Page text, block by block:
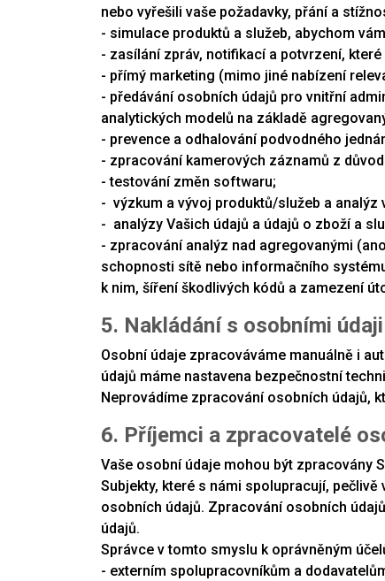
nebo vyřešili vaše požadavky, přání a
- simulace produktů a služeb, abychom
- zasílání zpráv, notifikací a potvrzení,
- přímý marketing (mimo jiné nabízení
- předávání osobních údajů pro vnitřní
analytických modelů na základě
- prevence a odhalování podvodného
- zpracování kamerových záznamů z
- testování změn softwaru;
- výzkum a vývoj produktů/služeb a analýz
- analýzy Vašich údajů a údajů o zboží a
- zpracování analýz nad agregovanými
schopnosti sítě nebo informačního
k nim, šíření škodlivých kódů a zamezení
5. Nakládání s osobními údaji
Osobní údaje zpracováváme manuálně i
údajů máme nastavena bezpečnostní
Neprovádíme zpracování osobních údajů,
6. Příjemci a zpracovatelé
Vaše osobní údaje mohou být zpracovány
Subjekty, které s námi spolupracují,
osobních údajů. Zpracování osobních
údajů.
Správce v tomto smyslu k oprávněným
- externím spolupracovníkům a